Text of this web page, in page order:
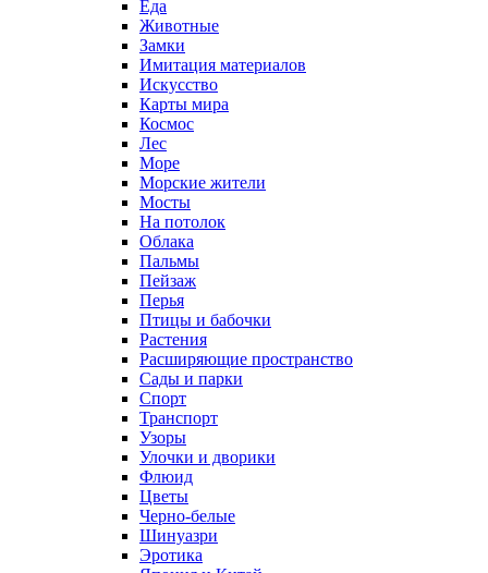
Еда
Животные
Замки
Имитация материалов
Искусство
Карты мира
Космос
Лес
Море
Морские жители
Мосты
На потолок
Облака
Пальмы
Пейзаж
Перья
Птицы и бабочки
Растения
Расширяющие пространство
Сады и парки
Спорт
Транспорт
Узоры
Улочки и дворики
Флюид
Цветы
Черно-белые
Шинуазри
Эротика